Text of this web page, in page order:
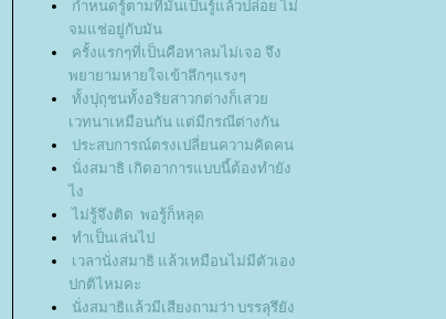
กำหนดรู้ตามที่มันเป็นรู้แล้วปล่อย ไม่
จมแช่อยู่กับมัน
ครั้งแรกๆที่เป็นคือหาลมไม่เจอ​ จึง
พยายามหายใจเข้าลึกๆแรงๆ
ทั้งปุถุชนทั้งอริยสาวกต่างก็เสว
เวทนาเหมือนกัน แต่มีกรณีต่างกัน
ประสบการณ์ตรงเปลี่ยนความคิดคน
นั่งสมาธิ เกิดอาการแบบนี้ต้องทำยัง
ไง
ไม่รู้จึงติด พอรู้ก็หลุด
ทำเป็นเล่นไป
เวลานั่งสมาธิ แล้วเหมือนไม่มีตัวเอง
ปกติไหมคะ
นั่งสมาธิแล้วมีเสียงถามว่า บรรลุรึยัง